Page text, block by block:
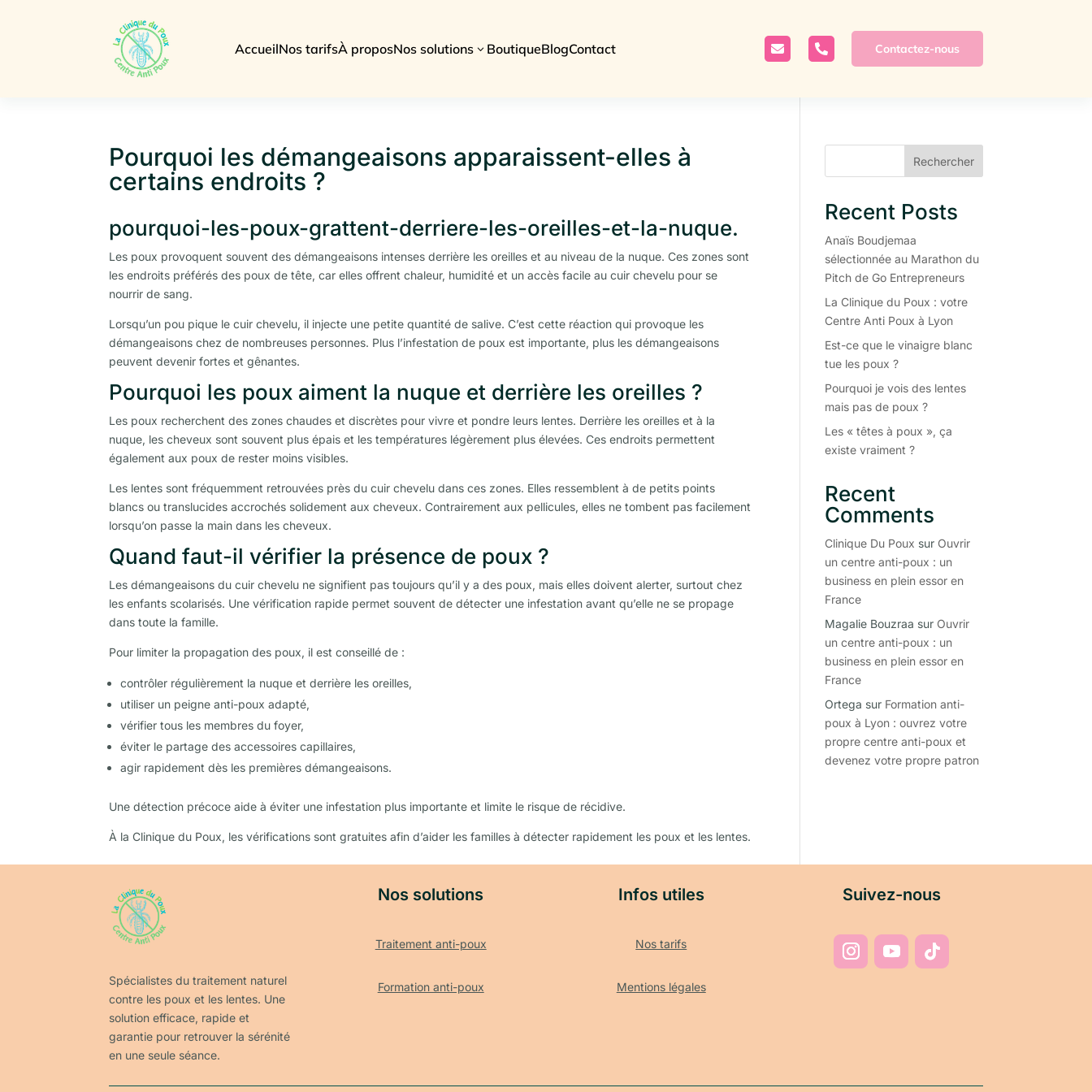
AccueilNos tarifsÀ proposNos solutions 3 BoutiqueBlogContact   Contactez-nous
Pourquoi les démangeaisons apparaissent-elles à
certains endroits ?
pourquoi-les-poux-grattent-derriere-les-oreilles-et-la-nuque.
Les poux provoquent souvent des démangeaisons intenses derrière les oreilles et au niveau de la nuque. Ces zones sont
les endroits préférés des poux de tête, car elles offrent chaleur, humidité et un accès facile au cuir chevelu pour se
nourrir de sang.
Lorsqu’un pou pique le cuir chevelu, il injecte une petite quantité de salive. C’est cette réaction qui provoque les
démangeaisons chez de nombreuses personnes. Plus l’infestation de poux est importante, plus les démangeaisons
peuvent devenir fortes et gênantes.
Pourquoi les poux aiment la nuque et derrière les oreilles ?
Les poux recherchent des zones chaudes et discrètes pour vivre et pondre leurs lentes. Derrière les oreilles et à la
nuque, les cheveux sont souvent plus épais et les températures légèrement plus élevées. Ces endroits permettent
également aux poux de rester moins visibles.
Les lentes sont fréquemment retrouvées près du cuir chevelu dans ces zones. Elles ressemblent à de petits points
blancs ou translucides accrochés solidement aux cheveux. Contrairement aux pellicules, elles ne tombent pas facilement
lorsqu’on passe la main dans les cheveux.
Quand faut-il vérifier la présence de poux ?
Les démangeaisons du cuir chevelu ne signifient pas toujours qu’il y a des poux, mais elles doivent alerter, surtout chez
les enfants scolarisés. Une vérification rapide permet souvent de détecter une infestation avant qu’elle ne se propage
dans toute la famille.
Pour limiter la propagation des poux, il est conseillé de :
contrôler régulièrement la nuque et derrière les oreilles,
utiliser un peigne anti-poux adapté,
vérifier tous les membres du foyer,
éviter le partage des accessoires capillaires,
agir rapidement dès les premières démangeaisons.
Une détection précoce aide à éviter une infestation plus importante et limite le risque de récidive.
À la Clinique du Poux, les vérifications sont gratuites afin d’aider les familles à détecter rapidement les poux et les lentes.
Rechercher
Recent Posts
Anaïs Boudjemaa
sélectionnée au Marathon du
Pitch de Go Entrepreneurs
La Clinique du Poux : votre
Centre Anti Poux à Lyon
Est-ce que le vinaigre blanc
tue les poux ?
Pourquoi je vois des lentes
mais pas de poux ?
Les « têtes à poux », ça
existe vraiment ?
Recent
Comments
Clinique Du Poux sur Ouvrir
un centre anti-poux : un
business en plein essor en
France
Magalie Bouzraa sur Ouvrir
un centre anti-poux : un
business en plein essor en
France
Ortega sur Formation anti-
poux à Lyon : ouvrez votre
propre centre anti-poux et
devenez votre propre patron
Spécialistes du traitement naturel
contre les poux et les lentes. Une
solution efficace, rapide et
garantie pour retrouver la sérénité
en une seule séance.
Nos solutions
Traitement anti-poux
Formation anti-poux
Infos utiles
Nos tarifs
Mentions légales
Suivez-nous